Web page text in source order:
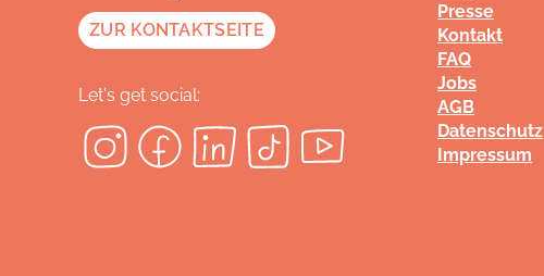
Presse
Kontakt
FAQ
Jobs
AGB
Datenschutz
Impressum
ZUR KONTAKTSEITE
Let's get social: